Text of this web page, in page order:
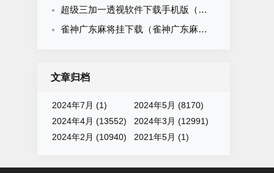
超级三加一透视软件下载手机版（超级3 1透视）
雀神广东麻将挂下载（雀神广东麻将有挂吗知道）
文章归档
2024年7月 (1)
2024年5月 (8170)
2024年4月 (13552)
2024年3月 (12991)
2024年2月 (10940)
2021年5月 (1)